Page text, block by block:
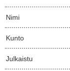
Nimi
Kunto
Julkaistu